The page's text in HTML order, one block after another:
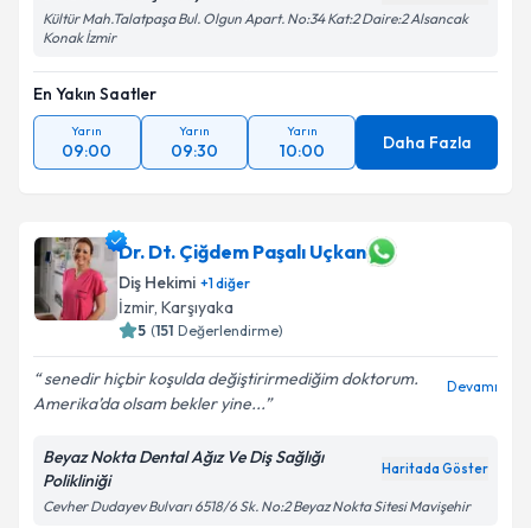
Kültür Mah.Talatpaşa Bul. Olgun Apart. No:34 Kat:2 Daire:2 Alsancak
Konak İzmir
En Yakın Saatler
Yarın
09:00
Yarın
09:30
Yarın
10:00 Daha Fazla
Dr. Dt. Çiğdem Paşalı Uçkan
Diş Hekimi +1diğer
İzmir, Karşıyaka
5 (151 Değerlendirme)
senedir hiçbir koşulda değiştirirmediğim doktorum.
Amerika’da olsam bekler yine...
Devamı
Beyaz Nokta Dental Ağız Ve Diş Sağlığı
Polikliniği
Haritada Göster
Cevher Dudayev Bulvarı 6518/6 Sk. No:2 Beyaz Nokta Sitesi Mavişehir